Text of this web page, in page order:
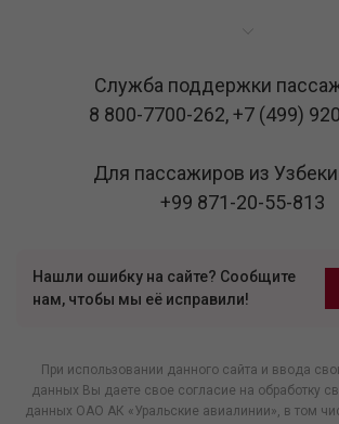
Служба поддержки
8 800-7700-262,+7 (499)
Для пассажиров из
+99 871-20-55-813
Нашли ошибку на сайте? Сообщите
нам, чтобы мы её исправили!
При использовании данного сайта и ввода
данных Вы даете свое согласие на обработку
данных ОАО АК «Уральские авиалинии», в том